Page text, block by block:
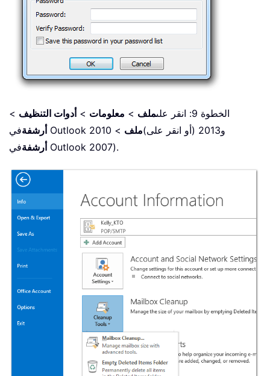
الخطوة 9: انقر على ملف > معلومات >أدوات التنظيف >
أرشفة
في Outlook 2010 و2013 (أو انقر على) ملف >
أرشفةفي Outlook 2007).